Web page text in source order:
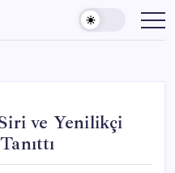
ve Yenilikçi